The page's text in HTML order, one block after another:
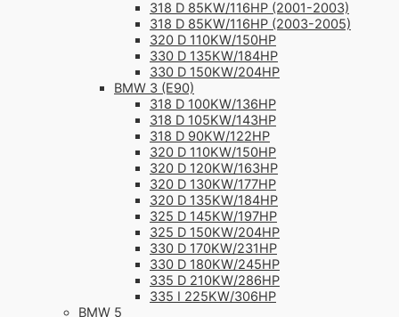
318 D 85KW/116HP (2001-2003)
318 D 85KW/116HP (2003-2005)
320 D 110KW/150HP
330 D 135KW/184HP
330 D 150KW/204HP
BMW 3 (E90)
318 D 100KW/136HP
318 D 105KW/143HP
318 D 90KW/122HP
320 D 110KW/150HP
320 D 120KW/163HP
320 D 130KW/177HP
320 D 135KW/184HP
325 D 145KW/197HP
325 D 150KW/204HP
330 D 170KW/231HP
330 D 180KW/245HP
335 D 210KW/286HP
335 I 225KW/306HP
BMW 5